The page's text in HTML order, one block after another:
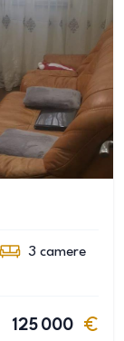
3 camere
125 000